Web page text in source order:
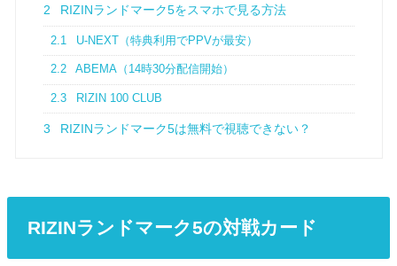
2 RIZINランドマーク5をスマホで見る方法
2.1 U-NEXT（特典利用でPPVが最安）
2.2 ABEMA（14時30分配信開始）
2.3 RIZIN 100 CLUB
3 RIZINランドマーク5は無料で視聴できない？
RIZINランドマーク5の対戦カード